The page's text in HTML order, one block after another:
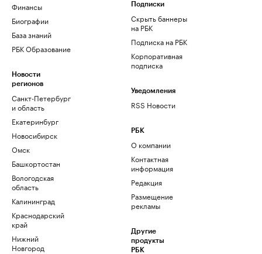
Финансы
Биографии
База знаний
РБК Образование
Новости
регионов
Санкт-Петербург
и область
Екатеринбург
Новосибирск
Омск
Башкортостан
Вологодская
область
Калининград
Краснодарский
край
Нижний
Новгород
Подписки
Скрыть баннеры
на РБК
Подписка на РБК
Корпоративная
подписка
Уведомления
RSS Новости
РБК
О компании
Контактная
информация
Редакция
Размещение
рекламы
Другие
продукты
РБК